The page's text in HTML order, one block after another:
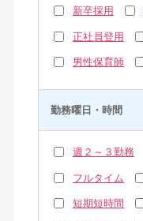
新卒採用
正社員登用
男性保育師
勤務曜日・時間
週２～３勤務
フルタイム
短期短時間